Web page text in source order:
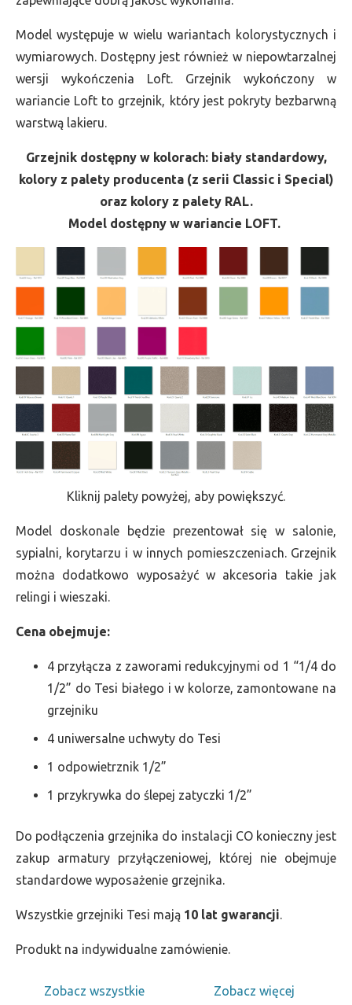
Model występuje w wielu wariantach kolorystycznych i
wymiarowych. Dostępny jest również w niepowtarzalnej
wersji wykończenia Loft. Grzejnik wykończony w
wariancie Loft to grzejnik, który jest pokryty bezbarwną
warstwą lakieru.
Grzejnik dostępny w kolorach: biały standardowy,
kolory z palety producenta (z serii Classic i Special)
oraz kolory z palety RAL.
Model dostępny w wariancie LOFT.
Kliknij palety powyżej, aby powiększyć.
Model doskonale będzie prezentował się w salonie,
sypialni, korytarzu i w innych pomieszczeniach. Grzejnik
można dodatkowo wyposażyć w akcesoria takie jak
relingi i wieszaki.
Cena obejmuje:
4 przyłącza z zaworami redukcyjnymi od 1 “1/4 do
1/2” do Tesi białego i w kolorze, zamontowane na
grzejniku
4 uniwersalne uchwyty do Tesi
1 odpowietrznik 1/2”
1 przykrywka do ślepej zatyczki 1/2”
Do podłączenia grzejnika do instalacji CO konieczny jest
zakup armatury przyłączeniowej, której nie obejmuje
standardowe wyposażenie grzejnika.
Wszystkie grzejniki Tesi mają 10 lat gwarancji.
Produkt na indywidualne zamówienie.
Zobacz wszystkie
Zobacz więcej